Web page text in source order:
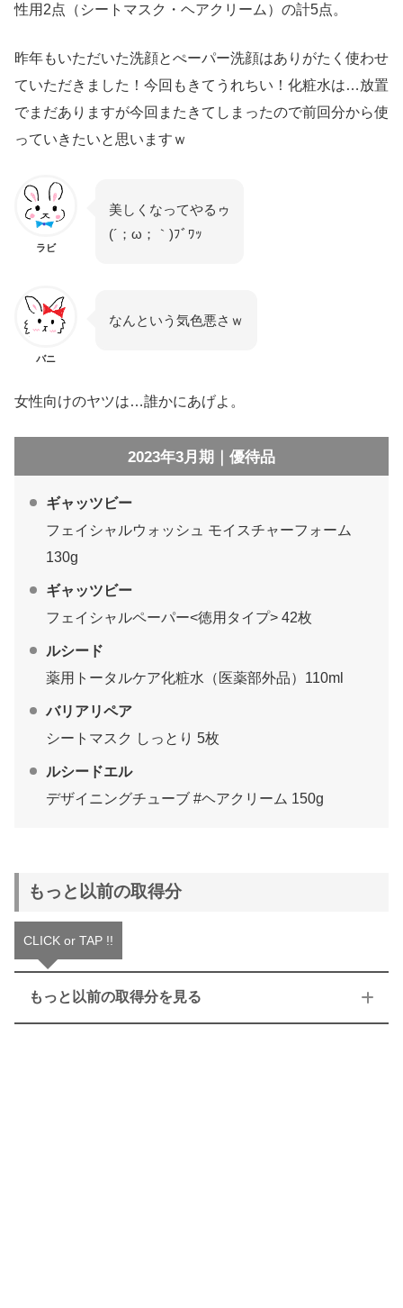
性用2点（シートマスク・ヘアクリーム）の計5点。
昨年もいただいた洗顔とぺーパー洗顔はありがたく使わせ
ていただきました！今回もきてうれちい！化粧水は…放置
でまだありますが今回またきてしまったので前回分から使
っていきたいと思いますｗ
ラビ
美しくなってやるゥ
(´；ω；｀)ﾌﾞﾜｯ
バニ
なんという気色悪さｗ
女性向けのヤツは…誰かにあげよ。
2023年3月期｜優待品
ギャッツビー
フェイシャルウォッシュ モイスチャーフォーム
130g
ギャッツビー
フェイシャルペーパー<徳用タイプ> 42枚
ルシード
薬用トータルケア化粧水（医薬部外品）110ml
バリアリペア
シートマスク しっとり 5枚
ルシードエル
デザイニングチューブ #ヘアクリーム 150g
もっと以前の取得分
CLICK or TAP !!
もっと以前の取得分を見る